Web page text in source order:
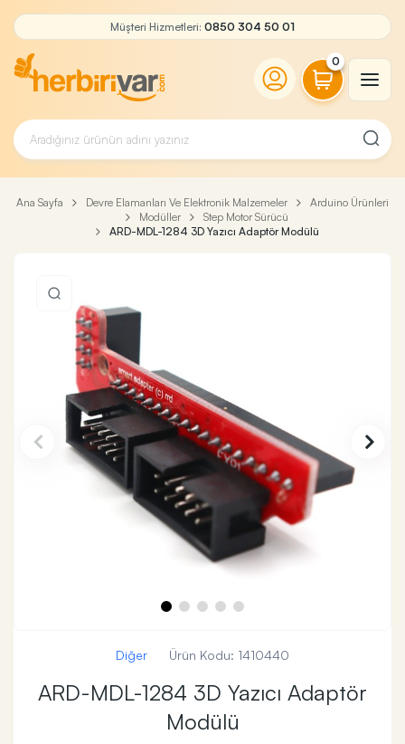
Müşteri Hizmetleri: 0850 304 50 01
0
Ana Sayfa Devre Elamanları Ve Elektronik Malzemeler
Arduino Ürünleri
Modüller
Step Motor Sürücü
ARD-MDL-1284 3D Yazıcı Adaptör Modülü
Diğer Ürün Kodu: 1410440
ARD-MDL-1284 3D Yazıcı Adaptör
Modülü